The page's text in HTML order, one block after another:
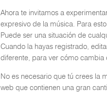
Ahora te invitamos a
expresivo de la música. Para
Puede ser una situación de
Cuando la hayas registrado,
diferente, para ver cómo cambia
No es necesario que tú crees la
web que contienen una gran